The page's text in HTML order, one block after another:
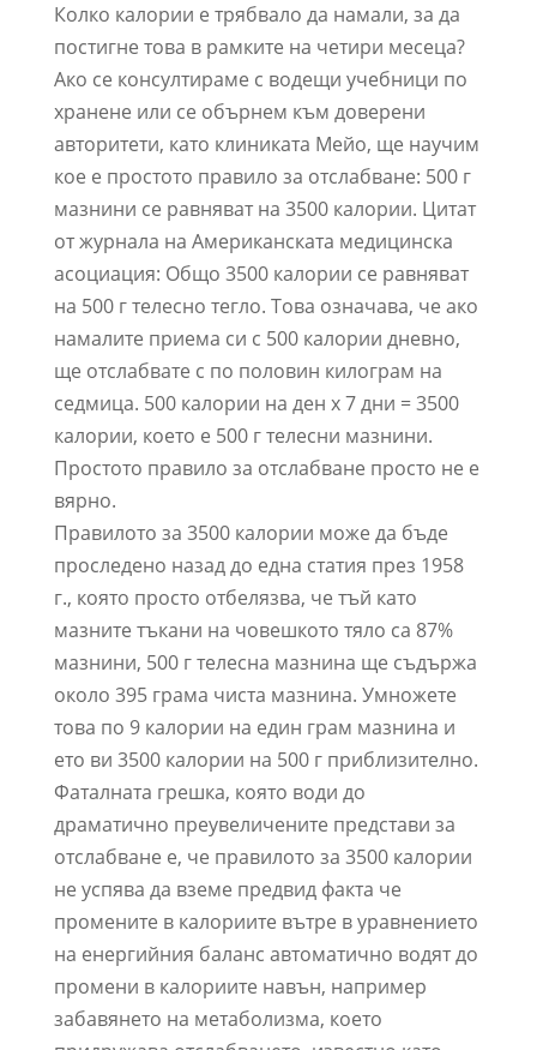
Колко калории е трябвало да намали, за да
постигне това в рамките на четири месеца?
Ако се консултираме с водещи учебници по
хранене или се обърнем към доверени
авторитети, като клиниката Мейо, ще научим
кое е простото правило за отслабване: 500 г
мазнини се равняват на 3500 калории. Цитат
от журнала на Американската медицинска
асоциация: Общо 3500 калории се равняват
на 500 г телесно тегло. Това означава, че ако
намалите приема си с 500 калории дневно,
ще отслабвате с по половин килограм на
седмица. 500 калории на ден х 7 дни = 3500
калории, което е 500 г телесни мазнини.
Простото правило за отслабване просто не е
вярно.
Правилото за 3500 калории може да бъде
проследено назад до една статия през 1958
г., която просто отбелязва, че тъй като
мазните тъкани на човешкото тяло са 87%
мазнини, 500 г телесна мазнина ще съдържа
около 395 грама чиста мазнина. Умножете
това по 9 калории на един грам мазнина и
ето ви 3500 калории на 500 г приблизително.
Фаталната грешка, която води до
драматично преувеличените представи за
отслабване е, че правилото за 3500 калории
не успява да вземе предвид факта че
промените в калориите вътре в уравнението
на енергийния баланс автоматично водят до
промени в калориите навън, например
забавянето на метаболизма, което